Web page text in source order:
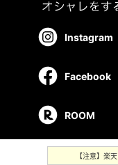
Instagram
Facebook
ROOM
【注意】楽